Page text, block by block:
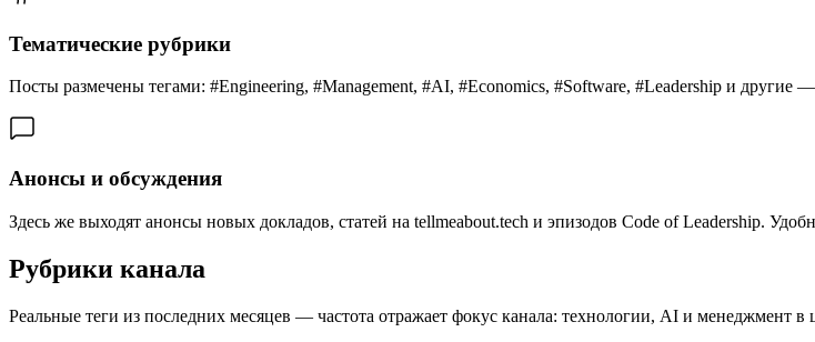
Тематические рубрики
Посты размечены тегами: #Engineering, #Management, #AI, #Economics, #Software, #Leadership и другие
Анонсы и обсуждения
Здесь же выходят анонсы новых докладов, статей на tellmeabout.tech и эпизодов Code of Leadership.
Рубрики канала
Реальные теги из последних месяцев — частота отражает фокус канала: технологии, AI и менеджмент в